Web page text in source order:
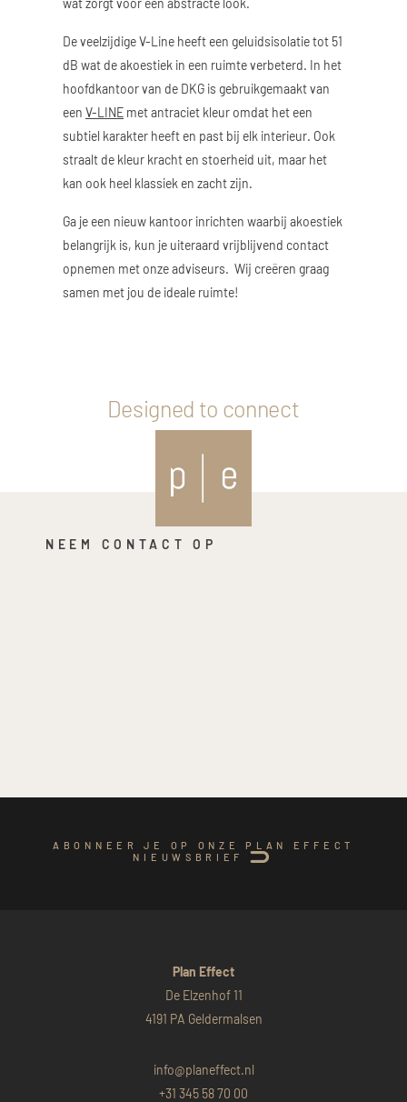
De veelzijdige V-Line heeft een geluidsisolatie tot 51
dB wat de akoestiek in een ruimte verbeterd. In het
hoofdkantoor van de DKG is gebruikgemaakt van
een V-LINE met antraciet kleur omdat het een
subtiel karakter heeft en past bij elk interieur. Ook
straalt de kleur kracht en stoerheid uit, maar het
kan ook heel klassiek en zacht zijn.
Ga je een nieuw kantoor inrichten waarbij akoestiek
belangrijk is, kun je uiteraard vrijblijvend contact
opnemen met onze adviseurs. Wij creëren graag
samen met jou de ideale ruimte!
Designed to connect
NEEM CONTACT OP
ABONNEER JE OP ONZE PLAN EFFECT
NIEUWSBRIEF
Plan Effect
De Elzenhof 11
4191 PA Geldermalsen
info@planeffect.nl
+31 345 58 70 00